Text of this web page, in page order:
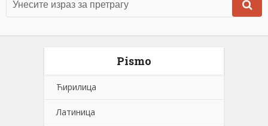
Pismo
Ћирилица
Латиница